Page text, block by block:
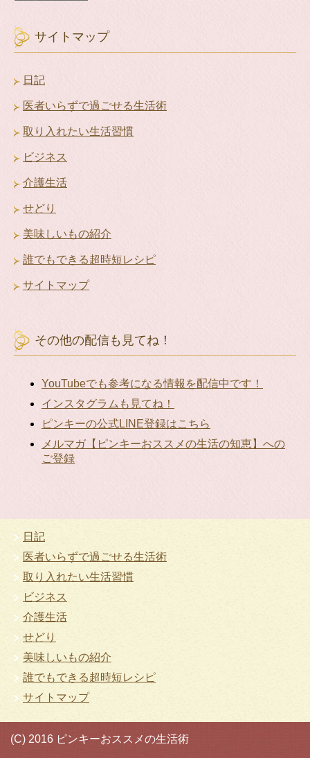
イ
ブ
サイトマップ
日記
医者いらずで過ごせる生活術
取り入れたい生活習慣
ビジネス
介護生活
せどり
美味しいもの紹介
誰でもできる超時短レシピ
サイトマップ
その他の配信も見てね！
YouTubeでも参考になる情報を配信中です！
インスタグラムも見てね！
ピンキーの公式LINE登録はこちら
メルマガ【ピンキーおススメの生活の知恵】への
ご登録
日記
医者いらずで過ごせる生活術
取り入れたい生活習慣
ビジネス
介護生活
せどり
美味しいもの紹介
誰でもできる超時短レシピ
サイトマップ
(C) 2016 ピンキーおススメの生活術